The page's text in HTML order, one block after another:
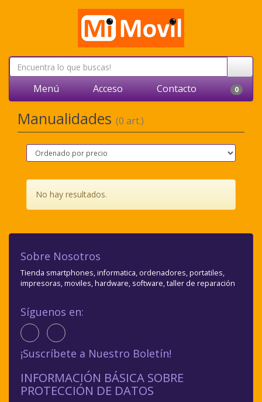
Menú Acceso Contacto 0
Manualidades (0 art.)
No hay resultados.
Sobre Nosotros
Tienda smartphones, informatica, ordenadores, portatiles,
impresoras, moviles, hardware, software, taller de reparación
Síguenos en:
¡Suscríbete a Nuestro Boletín!
INFORMACIÓN BÁSICA SOBRE
PROTECCIÓN DE DATOS